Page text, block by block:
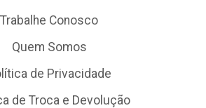
Trabalhe Conosco
Quem Somos
de Privacidade
de Troca e Devolução